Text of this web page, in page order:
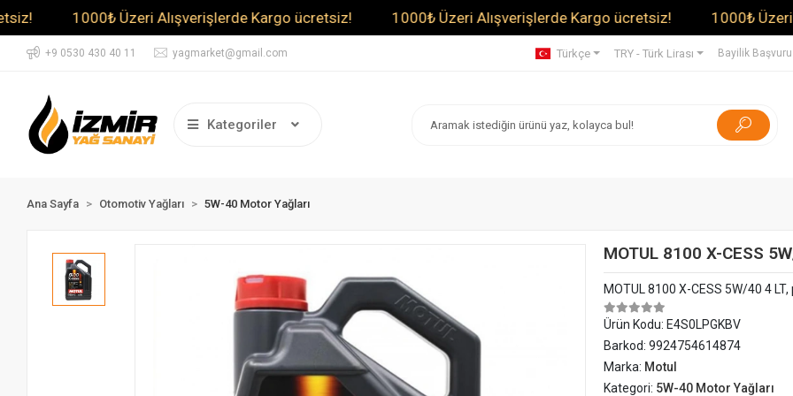
1000₺ Üzeri Alışverişlerde Kargo ücretsiz! 1000₺ Üzeri Alışverişlerde Kargo ücretsiz! 1000₺ Üzeri
+9 0530 430 40 11 yagmarket@gmail.com Türkçe TRY - Türk Lirası Bayilik
Kategoriler
Ana Sayfa Otomotiv Yağları 5W-40 Motor Yağları
MOTUL 8100 X-CESS
MOTUL 8100 X-CESS 5W/40 4
Ürün Kodu: E4S0LPGKBV
Barkod: 9924754614874
Marka: Motul
Kategori: 5W-40 Motor Yağları